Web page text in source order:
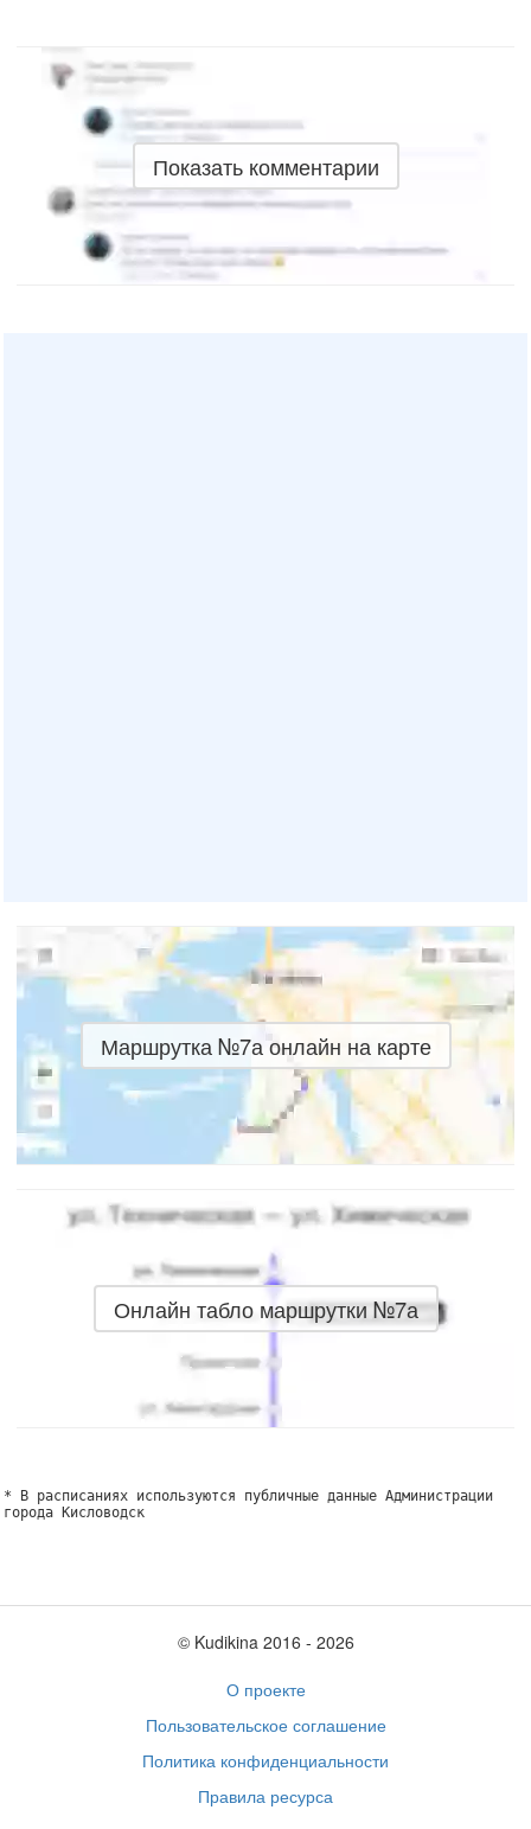
Показать комментарии
Маршрутка №7а онлайн на карте
Онлайн табло маршрутки №7а
* В расписаниях используются публичные данные Администрации
города Кисловодск
© Kudikina 2016 ‐ 2026
О проекте
Пользовательское соглашение
Политика конфиденциальности
Правила ресурса